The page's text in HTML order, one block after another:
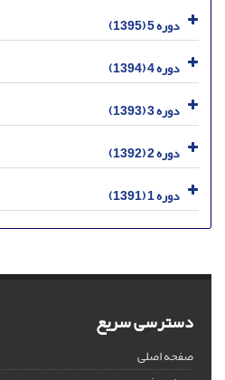
دوره 5 (1395)
دوره 4 (1394)
دوره 3 (1393)
دوره 2 (1392)
دوره 1 (1391)
دسترسی سریع
صفحه اصلی